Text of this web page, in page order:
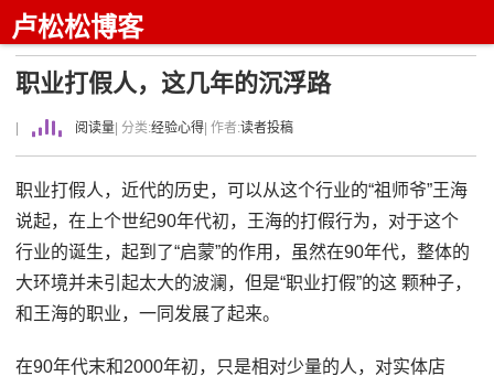
卢松松博客
职业打假人，这几年的沉浮路
阅读量 | 分类:经验心得 | 作者:读者投稿
职业打假人，近代的历史，可以从这个行业的“祖师爷”王海
说起，在上个世纪90年代初，王海的打假行为，对于这个
行业的诞生，起到了“启蒙”的作用，虽然在90年代，整体的
大环境并未引起太大的波澜，但是“职业打假”的这 颗种子，
和王海的职业，一同发展了起来。
在90年代末和2000年初，只是相对少量的人，对实体店